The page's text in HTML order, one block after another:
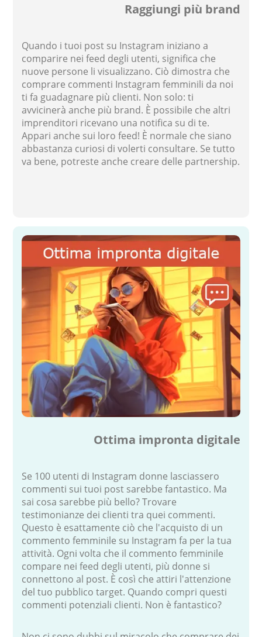
Raggiungi più brand
Quando i tuoi post su Instagram iniziano a
comparire nei feed degli utenti, significa che
nuove persone li visualizzano. Ciò dimostra che
comprare commenti Instagram femminili da noi
ti fa guadagnare più clienti. Non solo: ti
avvicinerà anche più brand. È possibile che altri
imprenditori ricevano una notifica su di te.
Appari anche sui loro feed! È normale che siano
abbastanza curiosi di volerti consultare. Se tutto
va bene, potreste anche creare delle partnership.
Ottima impronta digitale
Se 100 utenti di Instagram donne lasciassero
commenti sui tuoi post sarebbe fantastico. Ma
sai cosa sarebbe più bello? Trovare
testimonianze dei clienti tra quei commenti.
Questo è esattamente ciò che l'acquisto di un
commento femminile su Instagram fa per la tua
attività. Ogni volta che il commento femminile
compare nei feed degli utenti, più donne si
connettono al post. È così che attiri l'attenzione
del tuo pubblico target. Quando compri questi
commenti potenziali clienti. Non è fantastico?